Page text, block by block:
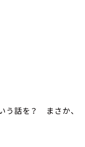
う話を？ まさか、